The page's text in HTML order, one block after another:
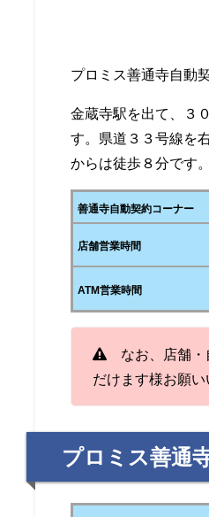
プロミス善通寺自動
金蔵寺駅を出て、３
す。県道３３号線を
からは徒歩８分です。
善通寺自動契約コーナー
店舗営業時間
ATM営業時間
なお、店舗・
だけます様お願い
プロミス善通